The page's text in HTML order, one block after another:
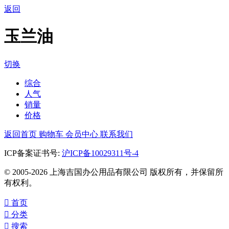
返回
玉兰油
切换
综合
人气
销量
价格
返回首页 购物车 会员中心 联系我们
ICP备案证书号: 沪ICP备10029311号-4
© 2005-2026 上海吉国办公用品有限公司 版权所有，并保留所
有权利。
 首页
 分类
 搜索